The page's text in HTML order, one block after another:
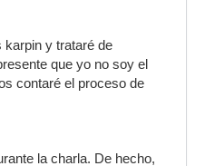
karpin y trataré de
que yo no soy el
contaré el proceso de
la charla. De hecho,